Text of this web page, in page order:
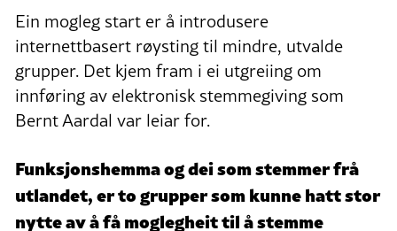
Ein mogleg start er å introdusere
internettbasert røysting til mindre, utvalde
grupper. Det kjem fram i ei utgreiing om
innføring av elektronisk stemmegiving som
Bernt Aardal var leiar for.
Funksjonshemma og dei som stemmer frå
utlandet, er to grupper som kunne hatt stor
nytte av å få moglegheit til å stemme